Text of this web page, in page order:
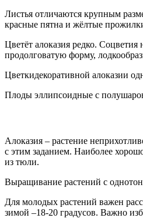
Листья отличаются крупным
красные пятна и жёлтые
Цветёт алоказия редко.
продолговатую форму,
Цветкидекоративной алоказии
Плоды эллипсоидные с
Алоказия – растение
с этим заданием. Наиболее
из тюли.
Выращивание растений с
Для молодых растений важен
зимой –18-20 градусов. Важно